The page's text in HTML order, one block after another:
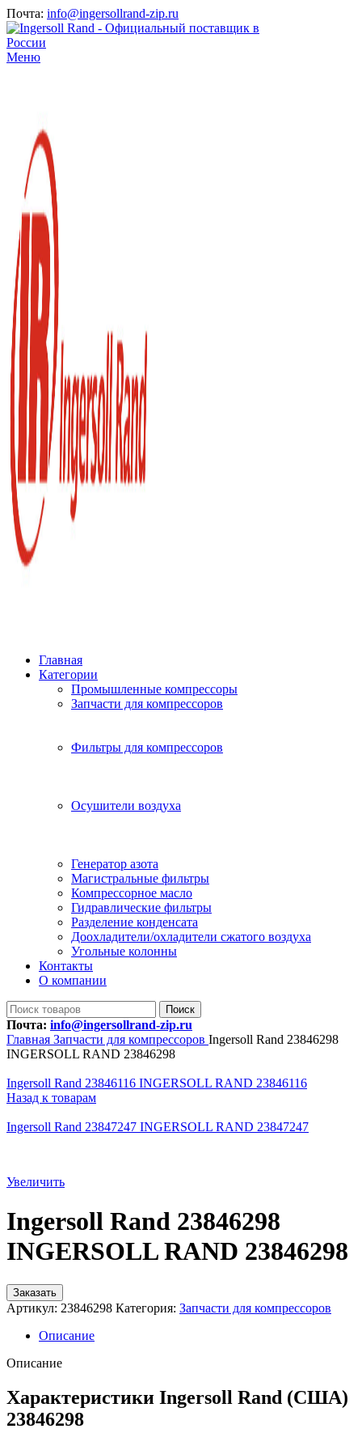
Почта: info@ingersollrand-zip.ru
Меню
Главная
Категории
Промышленные компрессоры
Запчасти для компрессоров
Фильтры для компрессоров
Осушители воздуха
Генератор азота
Магистральные фильтры
Компрессорное масло
Гидравлические фильтры
Разделение конденсата
Доохладители/охладители сжатого воздуха
Угольные колонны
Контакты
О компании
Поиск
Почта: info@ingersollrand-zip.ru
Главная Запчасти для компрессоров Ingersoll Rand 23846298
INGERSOLL RAND 23846298
Ingersoll Rand 23846116 INGERSOLL RAND 23846116
Назад к товарам
Ingersoll Rand 23847247 INGERSOLL RAND 23847247
Увеличить
Ingersoll Rand 23846298
INGERSOLL RAND 23846298
Заказать
Артикул: 23846298 Категория: Запчасти для компрессоров
Описание
Описание
Характеристики Ingersoll Rand (США)
23846298